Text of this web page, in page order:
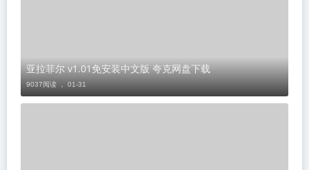
亚拉菲尔 v1.01免安装中文版 夸克网盘下载
9037阅读 ， 01-31